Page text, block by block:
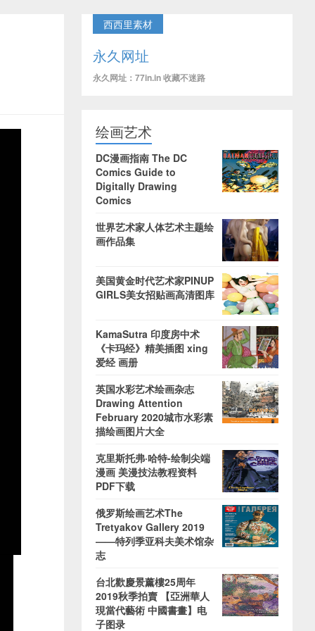
西西里素材
永久网址
永久网址：77in.in 收藏不迷路
绘画艺术
DC漫画指南 The DC
Comics Guide to
Digitally Drawing
Comics
世界艺术家人体艺术主题绘
画作品集
美国黄金时代艺术家PINUP
GIRLS美女招贴画高清图库
KamaSutra 印度房中术
《卡玛经》精美插图 xing
爱经 画册
英国水彩艺术绘画杂志
Drawing Attention
February 2020城市水彩素
描绘画图片大全
克里斯托弗·哈特-绘制尖端
漫画 美漫技法教程资料
PDF下载
俄罗斯绘画艺术The
Tretyakov Gallery 2019
——特列季亚科夫美术馆杂
志
台北歡慶景薰樓25周年
2019秋季拍賣 【亞洲華人
現當代藝術 中國書畫】电
子图录